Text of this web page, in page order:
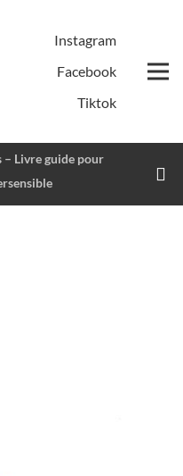
Instagram
Facebook
Tiktok
– Livre guide pour